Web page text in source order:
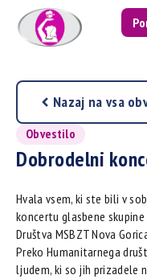
Nazaj na vsa
Obvestilo
Dobrodelni
Hvala vsem, ki ste bili v
koncertu glasbene skupine
Društva MSBZT Nova
Preko Humanitarnega
ljudem, ki so jih prizadele